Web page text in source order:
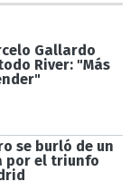
Gallardo
River: "Más
se burló de un
por el triunfo